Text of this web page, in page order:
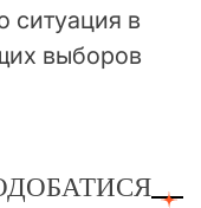
ситуация в
выборов